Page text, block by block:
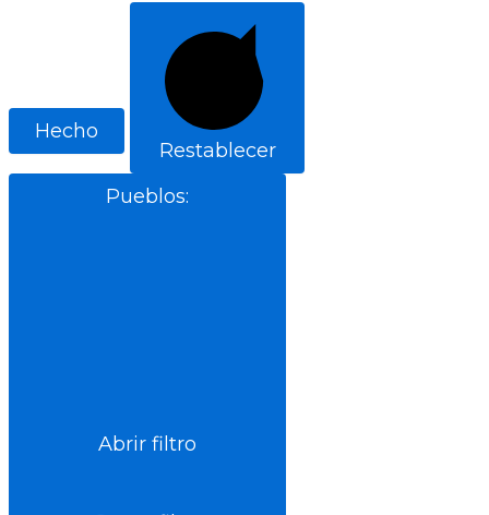
Hecho
Restablecer
Pueblos:
Abrir filtro